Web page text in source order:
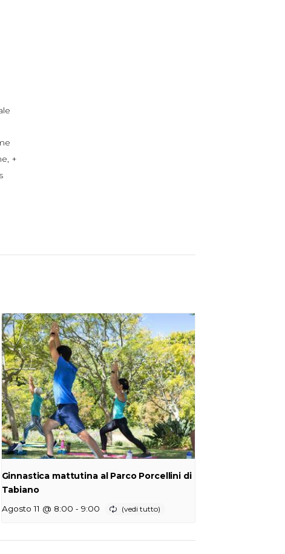
, +
Ginnastica mattutina al Parco Porcellini di
Tabiano
Agosto 11 @ 8:00 - 9:00